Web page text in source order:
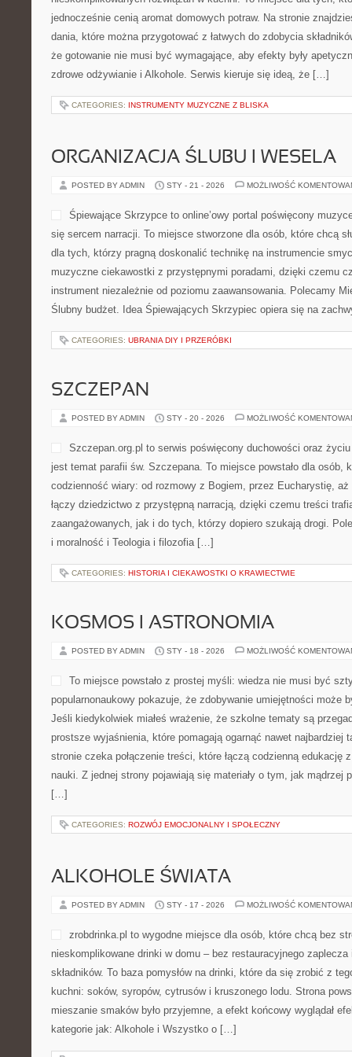
jednocześnie cenią aromat domowych potraw. Na stronie
dania, które można przygotować z łatwych do zdobycia
że gotowanie nie musi być wymagające, aby efekty były
zdrowe odżywianie i Alkohole. Serwis kieruje się ideą, że […]
CATEGORIES: INSTRUMENTY MUZYCZNE Z BLISKA
ORGANIZACJA ŚLUBU I WESELA
POSTED BY ADMIN STY - 21 - 2026 MOŻLIWOŚĆ
Śpiewające Skrzypce to online’owy portal poświęcony
się sercem narracji. To miejsce stworzone dla osób, które chcą
dla tych, którzy pragną doskonalić technikę na instrumencie
muzyczne ciekawostki z przystępnymi poradami, dzięki czemu
instrument niezależnie od poziomu zaawansowania. Polecamy
Ślubny budżet. Idea Śpiewających Skrzypiec opiera się na
CATEGORIES: UBRANIA DIY I PRZERÓBKI
SZCZEPAN
POSTED BY ADMIN STY - 20 - 2026 MOŻLIWOŚĆ
Szczepan.org.pl to serwis poświęcony duchowości oraz
jest temat parafii św. Szczepana. To miejsce powstało dla osób,
codzienność wiary: od rozmowy z Bogiem, przez Eucharystię, aż
łączy dziedzictwo z przystępną narracją, dzięki czemu treści
zaangażowanych, jak i do tych, którzy dopiero szukają drogi.
i moralność i Teologia i filozofia […]
CATEGORIES: HISTORIA I CIEKAWOSTKI O KRAWIECTWIE
KOSMOS I ASTRONOMIA
POSTED BY ADMIN STY - 18 - 2026 MOŻLIWOŚĆ
To miejsce powstało z prostej myśli: wiedza nie musi być
popularnonaukowy pokazuje, że zdobywanie umiejętności może
Jeśli kiedykolwiek miałeś wrażenie, że szkolne tematy są
prostsze wyjaśnienia, które pomagają ogarnąć nawet najbardziej
stronie czeka połączenie treści, które łączą codzienną edukację
nauki. Z jednej strony pojawiają się materiały o tym, jak mądrzej
[…]
CATEGORIES: ROZWÓJ EMOCJONALNY I SPOŁECZNY
ALKOHOLE ŚWIATA
POSTED BY ADMIN STY - 17 - 2026 MOŻLIWOŚĆ
zrobdrinka.pl to wygodne miejsce dla osób, które chcą bez
nieskomplikowane drinki w domu – bez restauracyjnego
składników. To baza pomysłów na drinki, które da się zrobić z
kuchni: soków, syropów, cytrusów i kruszonego lodu. Strona
mieszanie smaków było przyjemne, a efekt końcowy wyglądał
kategorie jak: Alkohole i Wszystko o […]